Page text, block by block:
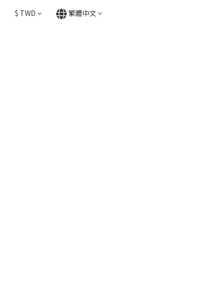
$ TWD 繁體中文